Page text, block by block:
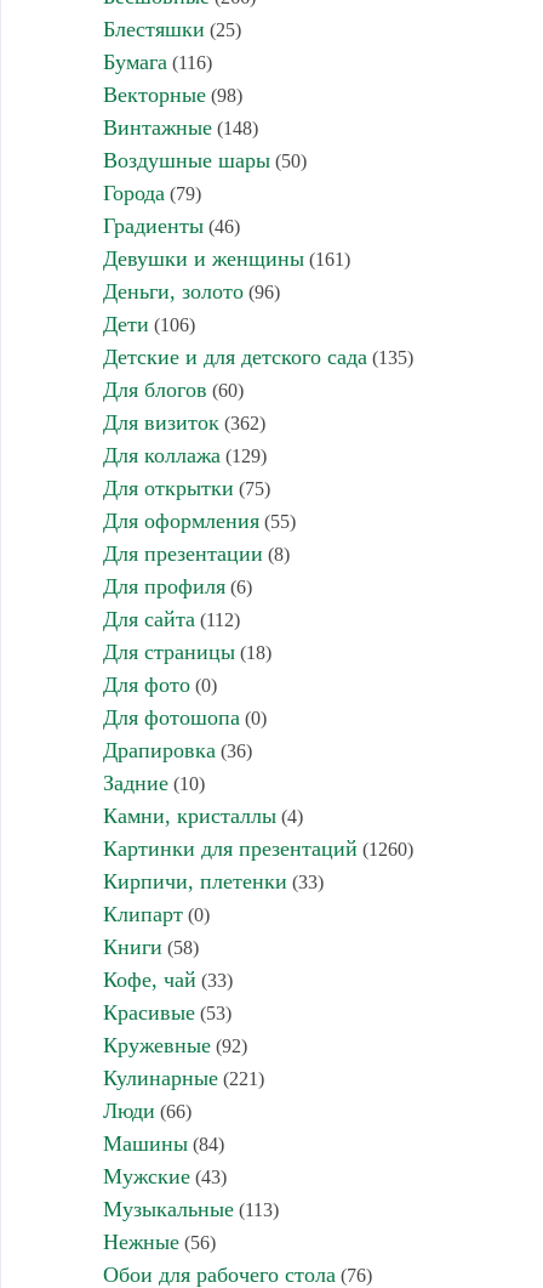
Блестяшки (25)
Бумага (116)
Векторные(98)
Винтажные(148)
Воздушные шары(50)
Города (79)
Градиенты(46)
Девушки и женщины(161)
Деньги, золото(96)
Дети (106)
Детские и для детского сада (135)
Для блогов (60)
Для визиток(362)
Для коллажа (129)
Для открытки (75)
Для оформления(55)
Для презентации (8)
Для профиля(6)
Для сайта (112)
Для страницы(18)
Для фото(0)
Для фотошопа (0)
Драпировка (36)
Задние(10)
Камни, кристаллы(4)
Картинки для презентаций (1260)
Кирпичи, плетенки (33)
Клипарт(0)
Книги (58)
Кофе, чай (33)
Красивые(53)
Кружевные(92)
Кулинарные(221)
Люди (66)
Машины(84)
Мужские(43)
Музыкальные(113)
Нежные(56)
Обои для рабочего стола (76)